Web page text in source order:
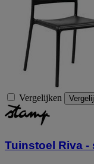
Vergelijken
Tuinstoel Riva -